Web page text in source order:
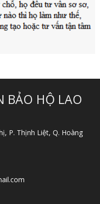
BẢO HỘ LAO
P. Thịnh Liệt, Q. Hoàng